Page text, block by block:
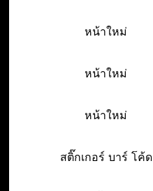
หน้าใหม่
หน้าใหม่
หน้าใหม่
สติ๊กเกอร์ บาร์ โค้ด